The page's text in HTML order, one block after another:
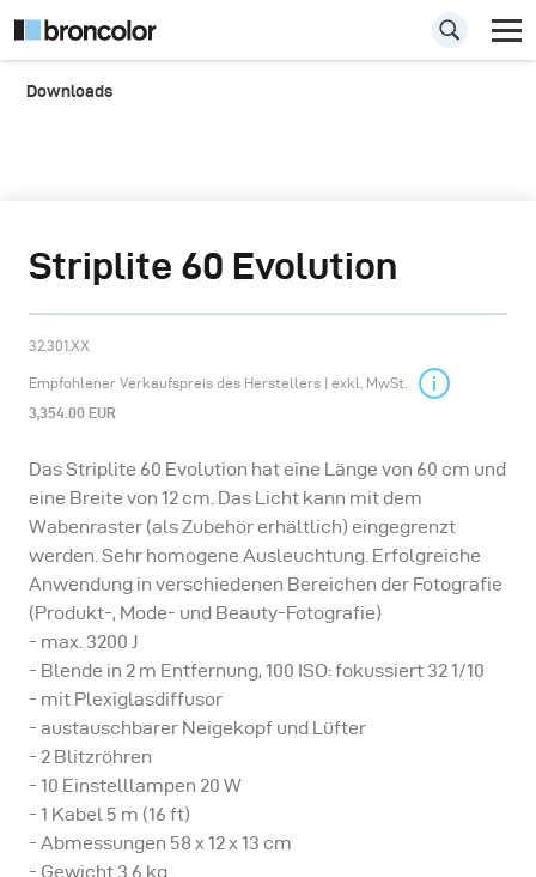
Downloads
Striplite 60 Evolution
32.301.XX
Empfohlener Verkaufspreis des Herstellers | exkl. MwSt.
3,354.00 EUR
Das Striplite 60 Evolution hat eine Länge von 60 cm und
eine Breite von 12 cm. Das Licht kann mit dem
Wabenraster (als Zubehör erhältlich) eingegrenzt
werden. Sehr homogene Ausleuchtung. Erfolgreiche
Anwendung in verschiedenen Bereichen der Fotografie
(Produkt-, Mode- und Beauty-Fotografie)
- max. 3200 J
- Blende in 2 m Entfernung, 100 ISO: fokussiert 32 1/10
- mit Plexiglasdiffusor
- austauschbarer Neigekopf und Lüfter
- 2 Blitzröhren
- 10 Einstelllampen 20 W
- 1 Kabel 5 m (16 ft)
- Abmessungen 58 x 12 x 13 cm
- Gewicht 3.6 kg